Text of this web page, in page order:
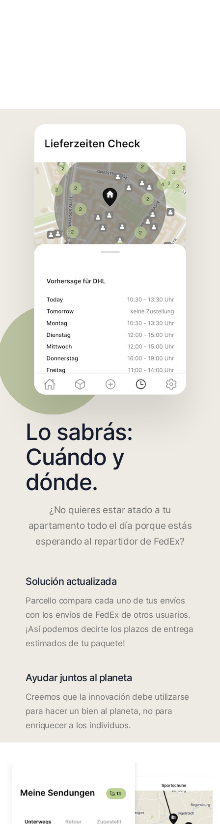
Lo sabrás:
Cuándo y
dónde.
¿No quieres estar atado a tu
apartamento todo el día porque estás
esperando al repartidor de FedEx?
Solución actualizada
Parcello compara cada uno de tus envíos
con los envíos de FedEx de otros usuarios.
¡Así podemos decirte los plazos de entrega
estimados de tu paquete!
Ayudar juntos al planeta
Creemos que la innovación debe utilizarse
para hacer un bien al planeta, no para
enriquecer a los individuos.